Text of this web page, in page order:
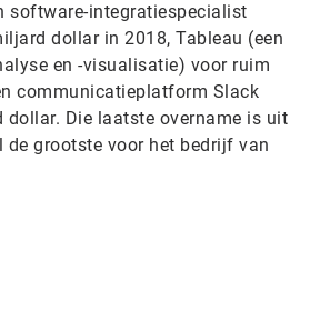
software-integratiespecialist
dollar in 2018, Tableau (een
en -visualisatie) voor ruim
communicatieplatform Slack
Die laatste overname is uit
de grootste voor het bedrijf van